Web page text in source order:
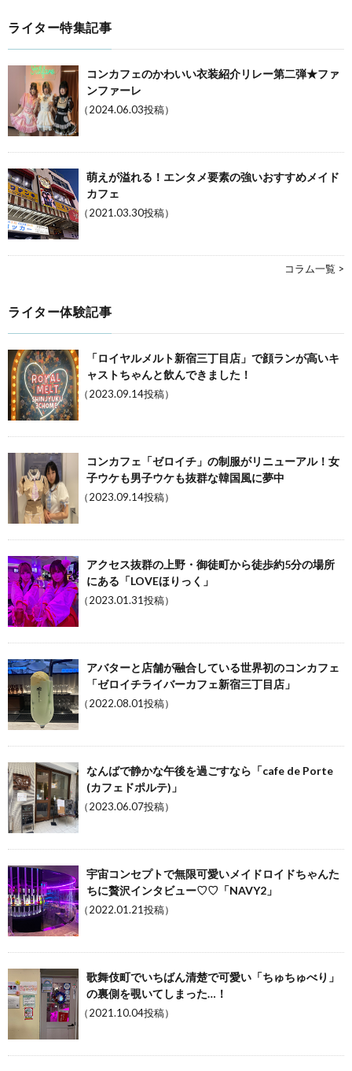
ライター特集記事
コンカフェのかわいい衣装紹介リレー第二弾★ファ
ンファーレ
（2024.06.03投稿）
萌えが溢れる！エンタメ要素の強いおすすめメイド
カフェ
（2021.03.30投稿）
コラム一覧 >
ライター体験記事
「ロイヤルメルト新宿三丁目店」で顔ランが高いキ
ャストちゃんと飲んできました！
（2023.09.14投稿）
コンカフェ「ゼロイチ」の制服がリニューアル！女
子ウケも男子ウケも抜群な韓国風に夢中
（2023.09.14投稿）
アクセス抜群の上野・御徒町から徒歩約5分の場所
にある「LOVEほりっく」
（2023.01.31投稿）
アバターと店舗が融合している世界初のコンカフェ
「ゼロイチライバーカフェ新宿三丁目店」
（2022.08.01投稿）
なんばで静かな午後を過ごすなら「cafe de Porte
(カフェドポルテ)」
（2023.06.07投稿）
宇宙コンセプトで無限可愛いメイドロイドちゃんた
ちに贅沢インタビュー♡♡「NAVY2」
（2022.01.21投稿）
歌舞伎町でいちばん清楚で可愛い「ちゅちゅべり」
の裏側を覗いてしまった…！
（2021.10.04投稿）